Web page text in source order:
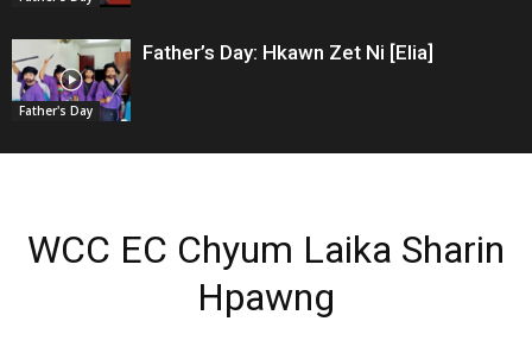
Father's Day
Father’s Day: Hkawn Zet Ni [Elia]
WCC EC Chyum Laika Sharin
Hpawng